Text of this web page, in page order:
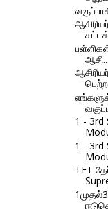
பள்ளிகள்
ஆசி...
1 - 3rd
1 - 3rd
TET